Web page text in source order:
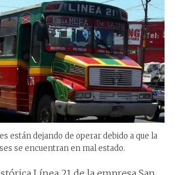
están dejando de operar debido a que la
se encuentran en mal estado.